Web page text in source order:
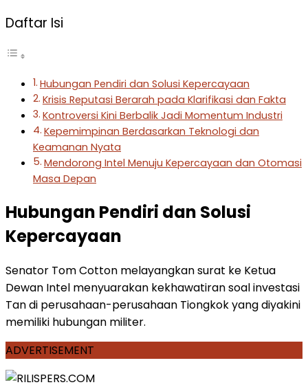
Daftar Isi
Hubungan Pendiri dan Solusi Kepercayaan
Krisis Reputasi Berarah pada Klarifikasi dan Fakta
Kontroversi Kini Berbalik Jadi Momentum Industri
Kepemimpinan Berdasarkan Teknologi dan
Keamanan Nyata
Mendorong Intel Menuju Kepercayaan dan Otomasi
Masa Depan
Hubungan Pendiri dan Solusi
Kepercayaan
Senator Tom Cotton melayangkan surat ke Ketua
Dewan Intel menyuarakan kekhawatiran soal investasi
Tan di perusahaan-perusahaan Tiongkok yang diyakini
memiliki hubungan militer.
ADVERTISEMENT